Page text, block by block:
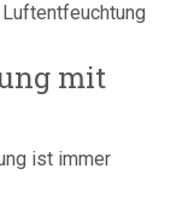
mit
ist immer